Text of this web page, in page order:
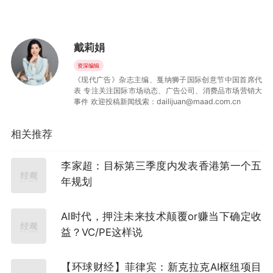
但恰恰是这种模糊与留白，透露出耐克今年世界
杯营销最核心的变化：它不再试图用一支超级广
续发生、不断扩散的文化内容场域。
对于广告行业来说，这或许是一个颇具象征意义
因为曾几何时，耐克几乎定义了“世界杯广告”的
黄金时代。
从2002年的《Secret Tournament》，到2010年
戴莉娟
资深编辑
《现代广告》杂志主编、戛纳狮子国际创意节中国首席代
表 专注关注国际市场动态、广告公司、消费品市场营销大
事件 欢迎投稿新闻线索：dailijuan@maad.com.cn
相关推荐
李家超：目标第三季度内发表香港第一个五
年规划
AI时代，押注未来技术颠覆or赚当下确定收
益？VC/PE这样说
【环球财经】菲律宾：新克拉克AI枢纽项目